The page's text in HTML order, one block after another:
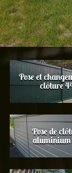
Pose et
clôture
Pose de